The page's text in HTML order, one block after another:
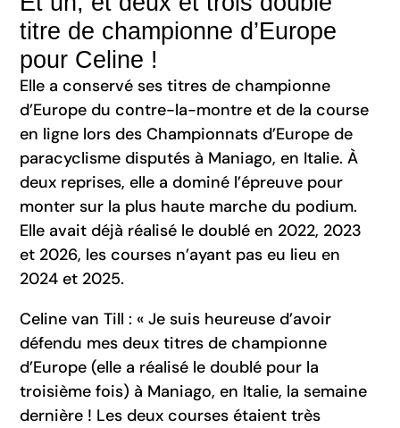
titre de championne d’Europe
pour Celine !
Elle a conservé ses titres de championne
d’Europe du contre-la-montre et de la course
en ligne lors des Championnats d’Europe de
paracyclisme disputés à Maniago, en Italie. À
deux reprises, elle a dominé l’épreuve pour
monter sur la plus haute marche du podium.
Elle avait déjà réalisé le doublé en 2022, 2023
et 2026, les courses n’ayant pas eu lieu en
2024 et 2025.
Celine van Till : « Je suis heureuse d’avoir
défendu mes deux titres de championne
d’Europe (elle a réalisé le doublé pour la
troisième fois) à Maniago, en Italie, la semaine
dernière ! Les deux courses étaient très